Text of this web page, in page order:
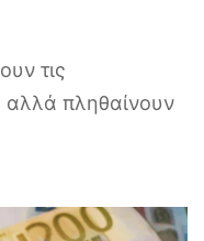
τις
αλλά πληθαίνουν